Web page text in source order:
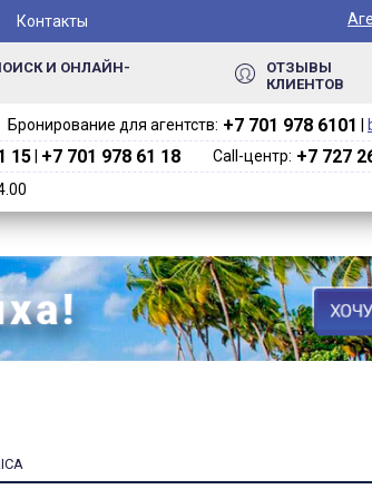
Контакты
И ОНЛАЙН-
ОТЗЫВЫ
КЛИЕНТОВ
Бронирование для агентств: +7 701 978 6101‬
15 +7 701 978 61 18 Call-центр: +7 727